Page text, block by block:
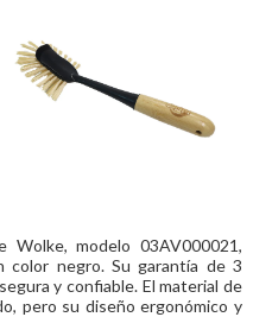
Wolke, modelo 03AV000021,
color negro. Su garantía de 3
y confiable. El material de
pero su diseño ergonómico y